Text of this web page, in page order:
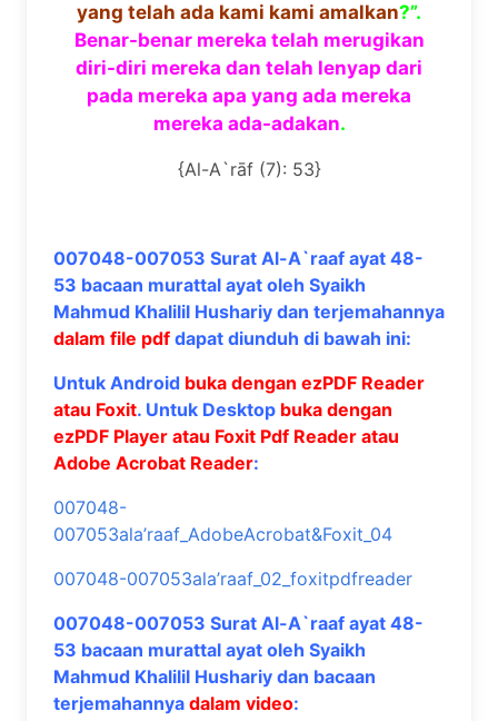
yang telah ada kami kami amalkan?”.
Benar-benar mereka telah merugikan
diri-diri mereka dan telah lenyap dari
pada mereka apa yang ada mereka
mereka ada-adakan.
{Al-A`rāf (7): 53}
007048-007053 Surat Al-A`raaf ayat 48-
53 bacaan murattal ayat oleh Syaikh
Mahmud Khalilil Hushariy dan terjemahannya
dalam file pdf dapat diunduh di bawah ini:
Untuk Android buka dengan ezPDF Reader
atau Foxit. Untuk Desktop buka dengan
ezPDF Player atau Foxit Pdf Reader atau
Adobe Acrobat Reader:
007048-
007053ala’raaf_AdobeAcrobat&Foxit_04
007048-007053ala’raaf_02_foxitpdfreader
007048-007053 Surat Al-A`raaf ayat 48-
53 bacaan murattal ayat oleh Syaikh
Mahmud Khalilil Hushariy dan bacaan
terjemahannya dalam video: